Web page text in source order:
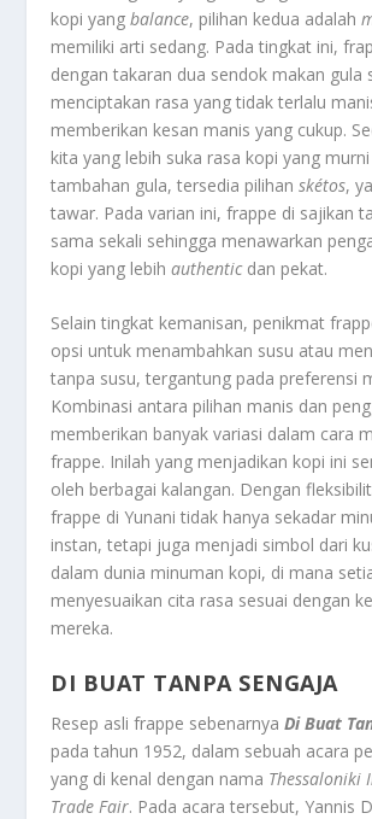
kopi yangbalance, pilihan kedua adalah
memiliki arti sedang. Pada tingkat ini,
dengan takaran dua sendok makan gula
menciptakan rasa yang tidak terlalu
memberikan kesan manis yang cukup.
kita yang lebih suka rasa kopi yang
tambahan gula, tersedia pilihanskétos,
tawar. Pada varian ini, frappe di sajikan
sama sekali sehingga menawarkan
kopi yang lebihauthentic dan pekat.
Selain tingkat kemanisan, penikmat
opsi untuk menambahkan susu atau
tanpa susu, tergantung pada preferensi
Kombinasi antara pilihan manis dan
memberikan banyak variasi dalam cara
frappe. Inilah yang menjadikan kopi ini
oleh berbagai kalangan. Dengan
frappe di Yunani tidak hanya sekadar
instan, tetapi juga menjadi simbol dari
dalam dunia minuman kopi, di mana
menyesuaikan cita rasa sesuai dengan
mereka.
DI BUAT TANPA SENGAJA
Resep asli frappe sebenarnyaDi Buat
pada tahun 1952, dalam sebuah acara
yang di kenal dengan nama Thessaloniki
Trade Fair. Pada acara tersebut, Yannis